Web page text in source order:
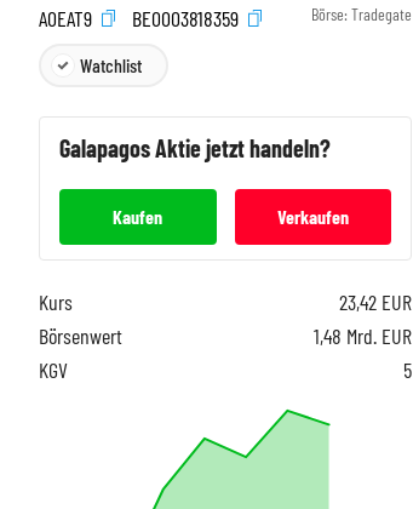
A0EAT9
BE0003818359 Börse: Tradegate
Watchlist
GalapagosAktie jetzt handeln?
Kaufen Verkaufen
Kurs 23,42 EUR
Börsenwert
1,48 Mrd. EUR
KGV
5